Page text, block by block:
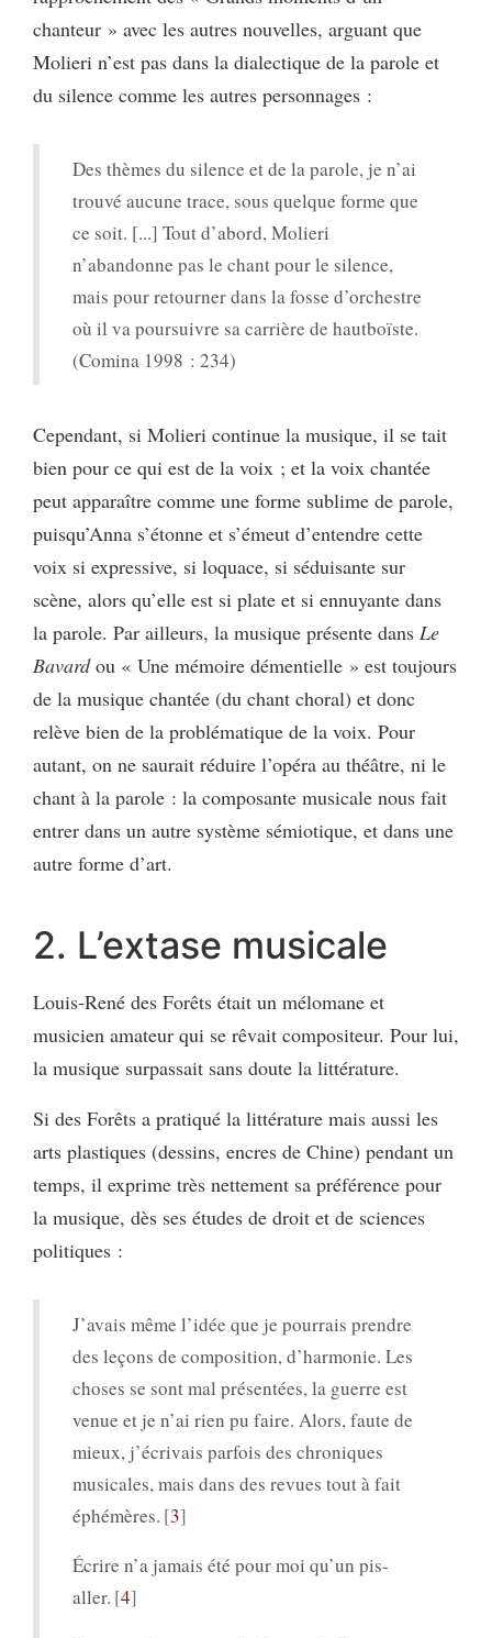
chanteur » avec les autres nouvelles, arguant que
Molieri n’est pas dans la dialectique de la parole et
du silence comme les autres personnages :
Des thèmes du silence et de la parole, je n’ai
trouvé aucune trace, sous quelque forme que
ce soit. [...] Tout d’abord, Molieri
n’abandonne pas le chant pour le silence,
mais pour retourner dans la fosse d’orchestre
où il va poursuivre sa carrière de hautboïste.
(Comina 1998 : 234)
Cependant, si Molieri continue la musique, il se tait
bien pour ce qui est de la voix ; et la voix chantée
peut apparaître comme une forme sublime de parole,
puisqu’Anna s’étonne et s’émeut d’entendre cette
voix si expressive, si loquace, si séduisante sur
scène, alors qu’elle est si plate et si ennuyante dans
la parole. Par ailleurs, la musique présente dans Le
Bavardou « Une mémoire démentielle » est toujours
de la musique chantée (du chant choral) et donc
relève bien de la problématique de la voix. Pour
autant, on ne saurait réduire l’opéra au théâtre, ni le
chant à la parole : la composante musicale nous fait
entrer dans un autre système sémiotique, et dans une
autre forme d’art.
2. L’extase musicale
Louis-René des Forêts était un mélomane et
musicien amateur qui se rêvait compositeur. Pour lui,
la musique surpassait sans doute la littérature.
Si des Forêts a pratiqué la littérature mais aussi les
arts plastiques (dessins, encres de Chine) pendant un
temps, il exprime très nettement sa préférence pour
la musique, dès ses études de droit et de sciences
politiques :
J’avais même l’idée que je pourrais prendre
des leçons de composition, d’harmonie. Les
choses se sont mal présentées, la guerre est
venue et je n’ai rien pu faire. Alors, faute de
mieux, j’écrivais parfois des chroniques
musicales, mais dans des revues tout à fait
éphémères. 3
Écrire n’a jamais été pour moi qu’un pis-
aller. 4